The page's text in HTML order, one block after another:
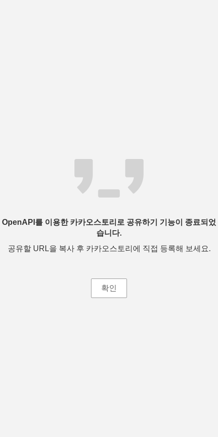
OpenAPI를 이용한 카카오스토리로 공유하기 기능이 종료되었
습니다.
공유할 URL을 복사 후 카카오스토리에 직접 등록해 보세요.
확인